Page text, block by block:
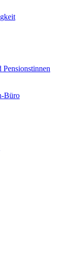
Pensionstinnen
Büro